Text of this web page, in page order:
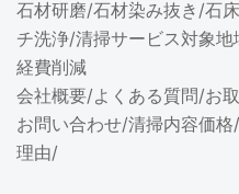
石材研磨/石材染み抜き /石
チ洗浄/清掃サービス対象地
経費削減
会社概要/よくある質問/お
お問い合わせ/清掃内容価
理由/